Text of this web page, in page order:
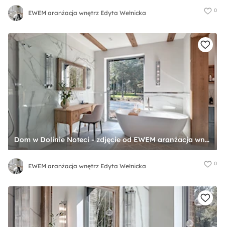
EWEM aranżacja wnętrz Edyta Wełnicka 0
Dom w Dolinie Noteci - zdjęcie od EWEM aranżacja wnętrz Edyta Wełnicka
EWEM aranżacja wnętrz Edyta Wełnicka 0